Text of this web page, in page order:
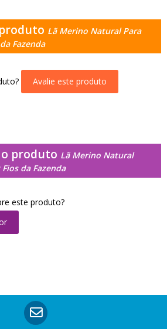
Lã Merino Natural Para
Fazenda
Avalie este produto
produto Lã Merino Natural
da Fazenda
este produto?